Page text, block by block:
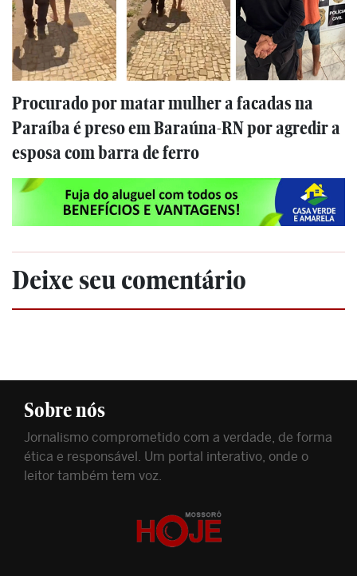
Procurado por matar mulher a facadas na
Paraíba é preso em Baraúna-RN por agredir a
esposa com barra de ferro
Deixe seu comentário
Sobre nós
Jornalismo comprometido com a verdade, de forma
ética e responsável. Um portal interativo, onde o
leitor também tem voz.